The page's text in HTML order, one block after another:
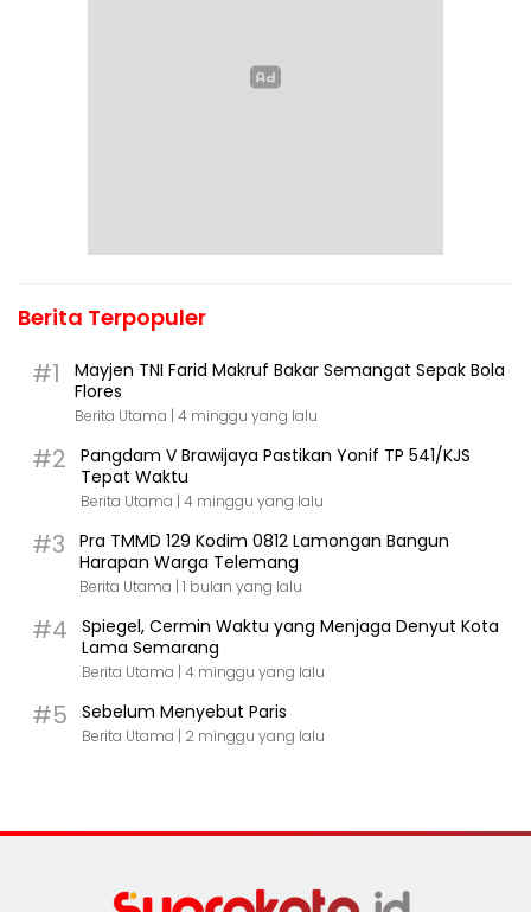
Berita Terpopuler
#1
Mayjen TNI Farid Makruf Bakar Semangat Sepak Bola
Flores
Berita Utama | 4 minggu yang lalu
#2
Pangdam V Brawijaya Pastikan Yonif TP 541/KJS
Tepat Waktu
Berita Utama | 4 minggu yang lalu
#3
Pra TMMD 129 Kodim 0812 Lamongan Bangun
Harapan Warga Telemang
Berita Utama | 1 bulan yang lalu
#4
Spiegel, Cermin Waktu yang Menjaga Denyut Kota
Lama Semarang
Berita Utama | 4 minggu yang lalu
#5 Sebelum Menyebut Paris
Berita Utama | 2 minggu yang lalu